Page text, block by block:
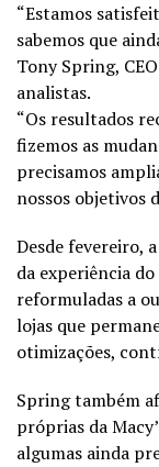
“Estamos
sabemos que
Tony Spring,
analistas.
“Os resultados
fizemos as
precisamos
nossos objetivos
Desde fevereiro,
da experiência
reformuladas a
lojas que
otimizações,
Spring também
próprias da
algumas ainda